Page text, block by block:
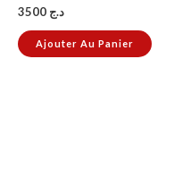
د.ج
Ajouter Au Panier